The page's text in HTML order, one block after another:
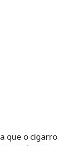
que o cigarro